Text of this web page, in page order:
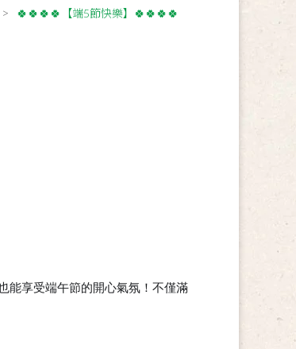
🍀🍀🍀🍀【端5節快樂】🍀🍀🍀🍀
能享受端午節的開心氣氛！不僅滿